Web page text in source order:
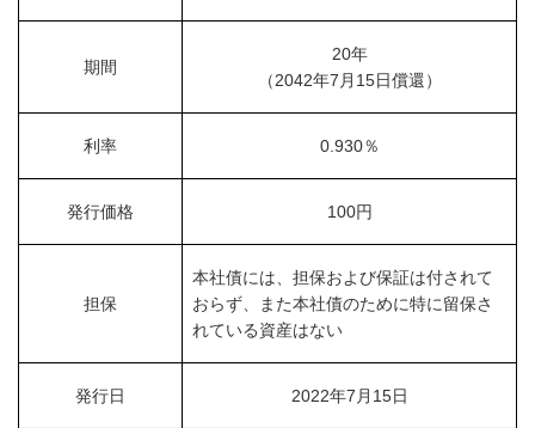
期間
20年
（2042年7月15日償還）
利率 0.930％
発行価格 100円
担保
本社債には、担保および保証は付されて
おらず、また本社債のために特に留保さ
れている資産はない
発行日 2022年7月15日